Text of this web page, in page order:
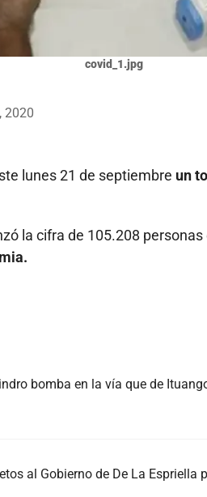
covid_1.jpg
2020
lunes 21 de septiembre un
la cifra de 105.208
bomba en la vía que de
al Gobierno de De La Espriella